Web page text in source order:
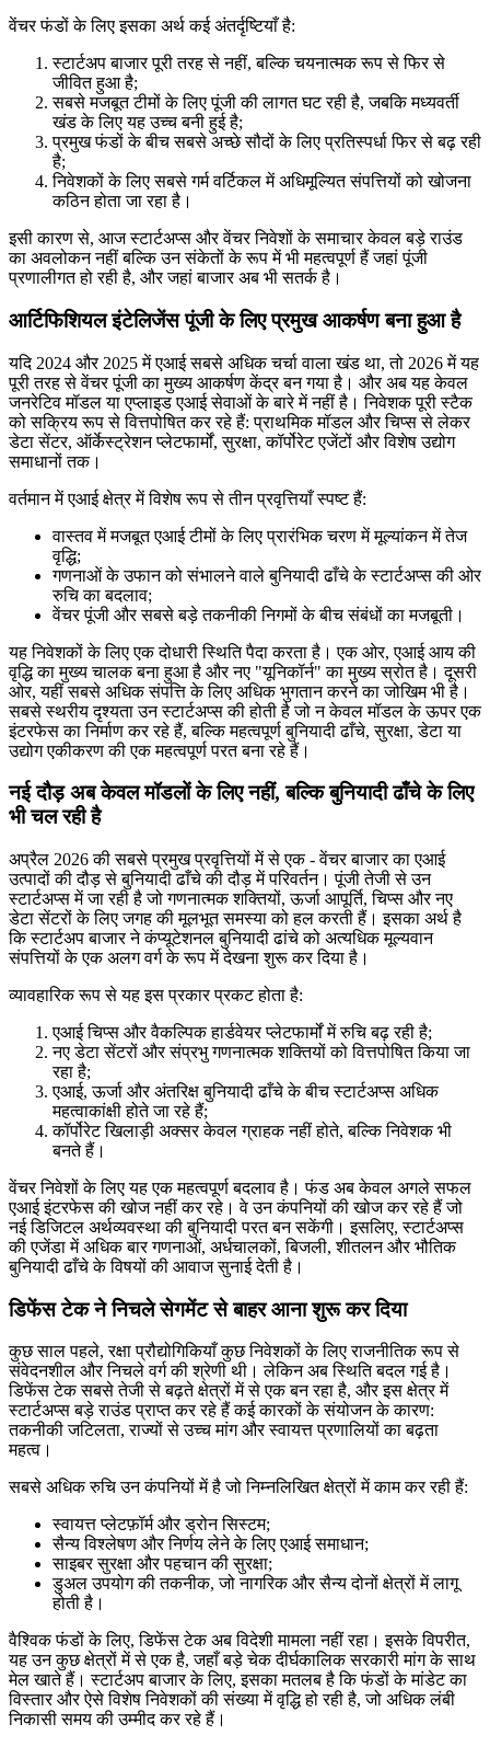
वेंचर फंडों के लिए इसका अर्थ कई अंतर्दृष्टियाँ है:
स्टार्टअप बाजार पूरी तरह से नहीं, बल्कि चयनात्मक रूप से फिर से
जीवित हुआ है;
सबसे मजबूत टीमों के लिए पूंजी की लागत घट रही है, जबकि मध्यवर्ती
खंड के लिए यह उच्च बनी हुई है;
प्रमुख फंडों के बीच सबसे अच्छे सौदों के लिए प्रतिस्पर्धा फिर से बढ़ रही
है;
निवेशकों के लिए सबसे गर्म वर्टिकल में अधिमूल्यित संपत्तियों को खोजना
कठिन होता जा रहा है।
इसी कारण से, आज स्टार्टअप्स और वेंचर निवेशों के समाचार केवल बड़े राउंड
का अवलोकन नहीं बल्कि उन संकेतों के रूप में भी महत्वपूर्ण हैं जहां पूंजी
प्रणालीगत हो रही है, और जहां बाजार अब भी सतर्क है।
आर्टिफिशियल इंटेलिजेंस पूंजी के लिए प्रमुख आकर्षण बना हुआ है
यदि 2024 और 2025 में एआई सबसे अधिक चर्चा वाला खंड था, तो 2026 में यह
पूरी तरह से वेंचर पूंजी का मुख्य आकर्षण केंद्र बन गया है। और अब यह केवल
जनरेटिव मॉडल या एप्लाइड एआई सेवाओं के बारे में नहीं है। निवेशक पूरी स्टैक
को सक्रिय रूप से वित्तपोषित कर रहे हैं: प्राथमिक मॉडल और चिप्स से लेकर
डेटा सेंटर, ऑर्केस्ट्रेशन प्लेटफार्मों, सुरक्षा, कॉर्पोरेट एजेंटों और विशेष उद्योग
समाधानों तक।
वर्तमान में एआई क्षेत्र में विशेष रूप से तीन प्रवृत्तियाँ स्पष्ट हैं:
वास्तव में मजबूत एआई टीमों के लिए प्रारंभिक चरण में मूल्यांकन में तेज
वृद्धि;
गणनाओं के उफान को संभालने वाले बुनियादी ढाँचे के स्टार्टअप्स की ओर
रुचि का बदलाव;
वेंचर पूंजी और सबसे बड़े तकनीकी निगमों के बीच संबंधों का मजबूती।
यह निवेशकों के लिए एक दोधारी स्थिति पैदा करता है। एक ओर, एआई आय की
वृद्धि का मुख्य चालक बना हुआ है और नए "यूनिकॉर्न" का मुख्य स्रोत है। दूसरी
ओर, यहीं सबसे अधिक संपत्ति के लिए अधिक भुगतान करने का जोखिम भी है।
सबसे स्थरीय दृश्यता उन स्टार्टअप्स की होती है जो न केवल मॉडल के ऊपर एक
इंटरफेस का निर्माण कर रहे हैं, बल्कि महत्वपूर्ण बुनियादी ढाँचे, सुरक्षा, डेटा या
उद्योग एकीकरण की एक महत्वपूर्ण परत बना रहे हैं।
नई दौड़ अब केवल मॉडलों के लिए नहीं, बल्कि बुनियादी ढाँचे के लिए
भी चल रही है
अप्रैल 2026 की सबसे प्रमुख प्रवृत्तियों में से एक - वेंचर बाजार का एआई
उत्पादों की दौड़ से बुनियादी ढाँचे की दौड़ में परिवर्तन। पूंजी तेजी से उन
स्टार्टअप्स में जा रही है जो गणनात्मक शक्तियों, ऊर्जा आपूर्ति, चिप्स और नए
डेटा सेंटरों के लिए जगह की मूलभूत समस्या को हल करती हैं। इसका अर्थ है
कि स्टार्टअप बाजार ने कंप्यूटेशनल बुनियादी ढांचे को अत्यधिक मूल्यवान
संपत्तियों के एक अलग वर्ग के रूप में देखना शुरू कर दिया है।
व्यावहारिक रूप से यह इस प्रकार प्रकट होता है:
एआई चिप्स और वैकल्पिक हार्डवेयर प्लेटफार्मों में रुचि बढ़ रही है;
नए डेटा सेंटरों और संप्रभु गणनात्मक शक्तियों को वित्तपोषित किया जा
रहा है;
एआई, ऊर्जा और अंतरिक्ष बुनियादी ढाँचे के बीच स्टार्टअप्स अधिक
महत्वाकांक्षी होते जा रहे हैं;
कॉर्पोरेट खिलाड़ी अक्सर केवल ग्राहक नहीं होते, बल्कि निवेशक भी
बनते हैं।
वेंचर निवेशों के लिए यह एक महत्वपूर्ण बदलाव है। फंड अब केवल अगले सफल
एआई इंटरफेस की खोज नहीं कर रहे। वे उन कंपनियों की खोज कर रहे हैं जो
नई डिजिटल अर्थव्यवस्था की बुनियादी परत बन सकेंगी। इसलिए, स्टार्टअप्स
की एजेंडा में अधिक बार गणनाओं, अर्धचालकों, बिजली, शीतलन और भौतिक
बुनियादी ढाँचे के विषयों की आवाज सुनाई देती है।
डिफेंस टेक ने निचले सेगमेंट से बाहर आना शुरू कर दिया
कुछ साल पहले, रक्षा प्रौद्योगिकियाँ कुछ निवेशकों के लिए राजनीतिक रूप से
संवेदनशील और निचले वर्ग की श्रेणी थी। लेकिन अब स्थिति बदल गई है।
डिफेंस टेक सबसे तेजी से बढ़ते क्षेत्रों में से एक बन रहा है, और इस क्षेत्र में
स्टार्टअप्स बड़े राउंड प्राप्त कर रहे हैं कई कारकों के संयोजन के कारण:
तकनीकी जटिलता, राज्यों से उच्च मांग और स्वायत्त प्रणालियों का बढ़ता
महत्व।
सबसे अधिक रुचि उन कंपनियों में है जो निम्नलिखित क्षेत्रों में काम कर रही हैं:
स्वायत्त प्लेटफ़ॉर्म और ड्रोन सिस्टम;
सैन्य विश्लेषण और निर्णय लेने के लिए एआई समाधान;
साइबर सुरक्षा और पहचान की सुरक्षा;
डुअल उपयोग की तकनीक, जो नागरिक और सैन्य दोनों क्षेत्रों में लागू
होती है।
वैश्विक फंडों के लिए, डिफेंस टेक अब विदेशी मामला नहीं रहा। इसके विपरीत,
यह उन कुछ क्षेत्रों में से एक है, जहाँ बड़े चेक दीर्घकालिक सरकारी मांग के साथ
मेल खाते हैं। स्टार्टअप बाजार के लिए, इसका मतलब है कि फंडों के मांडेट का
विस्तार और ऐसे विशेष निवेशकों की संख्या में वृद्धि हो रही है, जो अधिक लंबी
निकासी समय की उम्मीद कर रहे हैं।